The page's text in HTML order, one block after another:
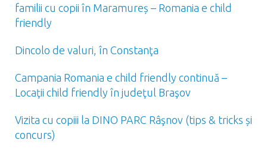
familii cu copii în Maramureș – Romania e child
friendly
Dincolo de valuri, în Constanţa
Campania Romania e child friendly continuă –
Locaţii child friendly în judeţul Braşov
Vizita cu copiii la DINO PARC Râşnov (tips & tricks și
concurs)